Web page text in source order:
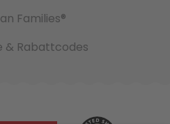
Families®
& Rabattcodes